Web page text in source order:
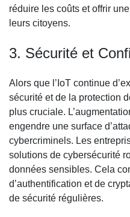
réduire les coûts et offrir
leurs citoyens.
3. Sécurité et
Alors que l’IoT continue
sécurité et de la protection
plus cruciale.
engendre une surface
cybercriminels. Les
solutions de cybersécurité
données sensibles. Cela
d’authentification et de
de sécurité régulières.